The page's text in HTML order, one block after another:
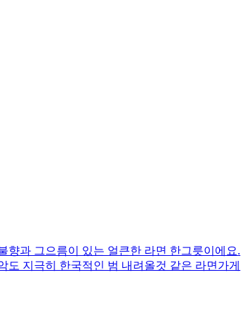
향과 그으름이 있는 얼큰한 라면 한그릇이에요.
지극히 한국적인 범 내려올것 같은 라면가게